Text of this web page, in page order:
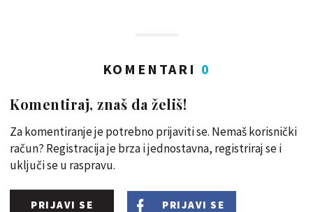
KOMENTARI 0
Komentiraj, znaš da želiš!
Za komentiranje je potrebno prijaviti se. Nemaš korisnički
račun? Registracija je brza i jednostavna, registriraj se i
uključi se u raspravu.
PRIJAVI SE PRIJAVI SE